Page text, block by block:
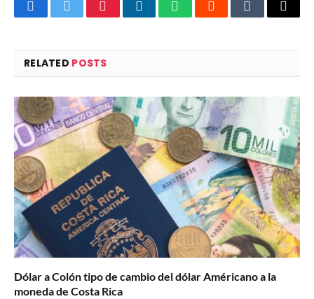
FacebookTwitterPinterestLinkedInWhatsAppRedditTumblrEmail
RELATED POSTS
Dólar a Colón tipo de cambio del dólar Américano a la
moneda de Costa Rica